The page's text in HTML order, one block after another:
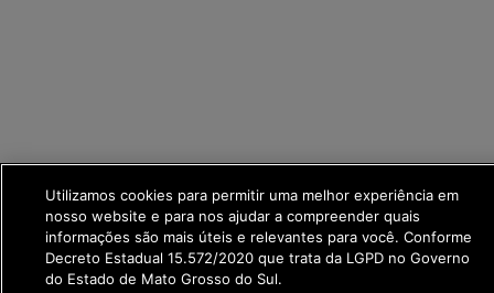
Utilizamos cookies para permitir uma melhor experiência em
nosso website e para nos ajudar a compreender quais
informações são mais úteis e relevantes para você. Conforme
Decreto Estadual 15.572/2020 que trata da LGPD no Governo
do Estado de Mato Grosso do Sul.